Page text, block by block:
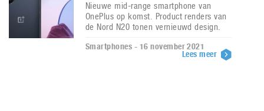
Nieuwe mid-range smartphone van
OnePlus op komst. Product renders van
de Nord N20 tonen vernieuwd design.
Smartphones - 16 november 2021
Lees meer